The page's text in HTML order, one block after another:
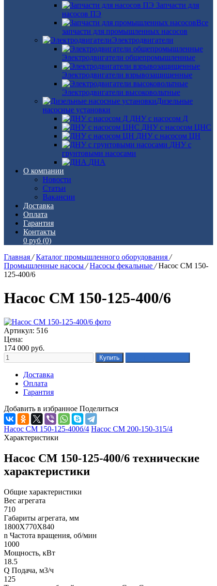
Запчасти для
насосов ПЭ
Все
запчасти для промышленных насосов
Электродвигатели
Электродвигатели общепромышленные
Электродвигатели взрывозащищенные
Электродвигатели высоковольтные
Дизельные
насосные установки
ДНУ с насосом Д
ДНУ с насосом ЦНС
ДНУ с насосом ЦН
ДНУ с
грунтовыми насосами
ДНА
О компании
Новости
Статьи
Вакансии
Доставка
Оплата
Гарантия
Контакты
0 руб (0)
Главная / Каталог промышленного оборудования /
Промышленные насосы / Насосы фекальные / Насос СМ 150-
125-400/6
Насос СМ 150-125-400/6
Артикул: 516
Цена:
174 000 руб.
Доставка
Оплата
Гарантия
Добавить в избранное Поделиться
Насос СМ 150-125-400б/4 Насос СМ 200-150-315/4
Характеристики
Насос СМ 150-125-400/6 технические
характеристики
Общие характеристики
Вес агрегата
710
Габариты агрегата, мм
1800Х770Х840
n Частота вращения, об/мин
1000
Мощность, кВт
18.5
Q Подача, м3/ч
125